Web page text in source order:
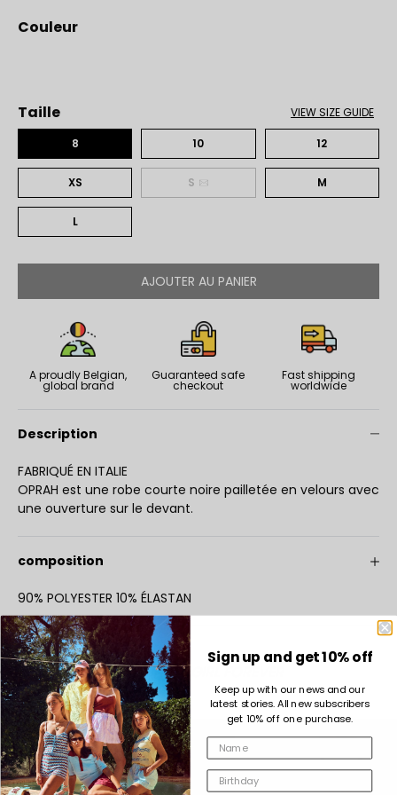
Couleur
Taille VIEW SIZE GUIDE
8 10 12
XS S M
L
AJOUTER AU PANIER
A proudly Belgian,
global brand
Guaranteed safe
checkout
Fast shipping
worldwide
Description
FABRIQUÉ EN ITALIE
OPRAH est une robe courte noire pailletée en velours avec
une ouverture sur le devant.
composition
90% POLYESTER 10% ÉLASTAN
COMPLETE THE LOOKINDEE GIRL FOREVER
Sign up and get 10% off
Keep up with our news and our
latest stories. All new subscribers
get 10% off one purchase.